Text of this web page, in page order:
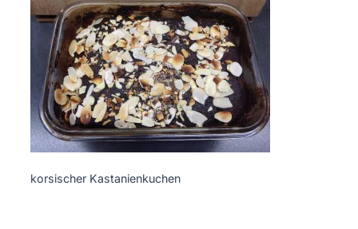
korsischer Kastanienkuchen